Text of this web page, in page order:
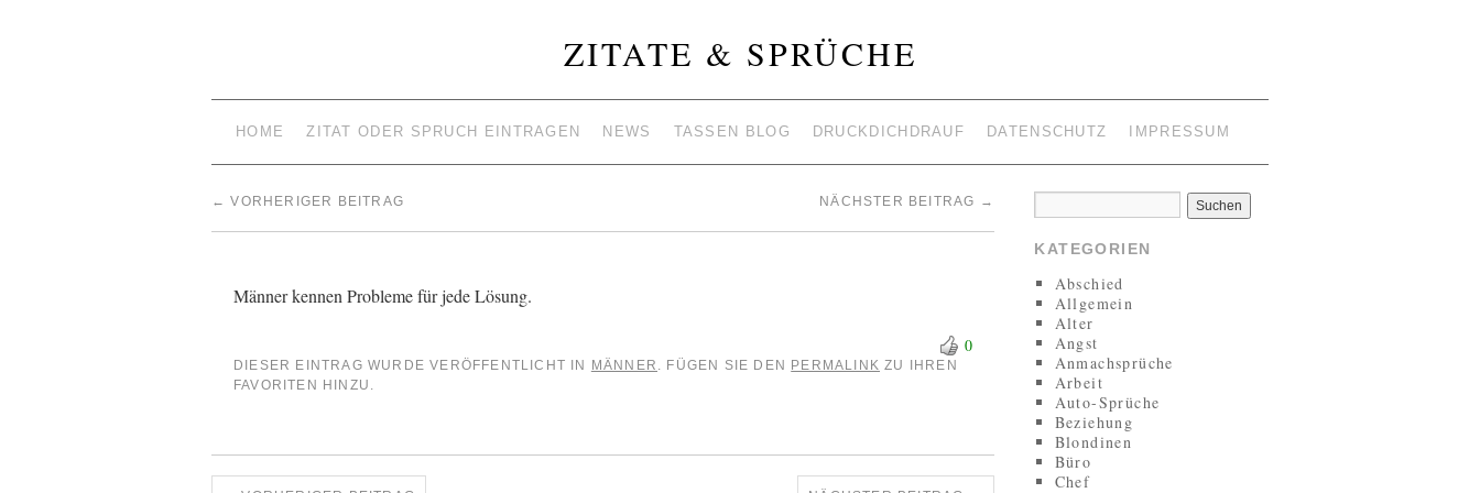
ZITATE & SPRÜCHE
HOME ZITAT ODER SPRUCH EINTRAGEN NEWS TASSEN BLOG DRUCKDICHDRAUF DATENSCHUTZ IMPRESSUM
← VORHERIGER BEITRAG NÄCHSTER BEITRAG →
Männer kennen Probleme für jede Lösung.
0
DIESER EINTRAG WURDE VERÖFFENTLICHT IN MÄNNER . FÜGEN SIE DEN PERMALINK ZU IHREN
FAVORITEN HINZU.
KATEGORIEN
Abschied
Allgemein
Alter
Angst
Anmachsprüche
Arbeit
Auto-Sprüche
Beziehung
Blondinen
Büro
Chef